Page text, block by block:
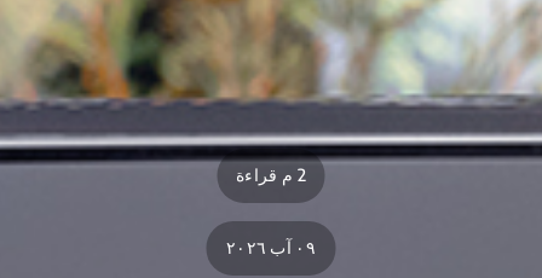
2 م قراءة
٠٩ آب ٢٠٢٦